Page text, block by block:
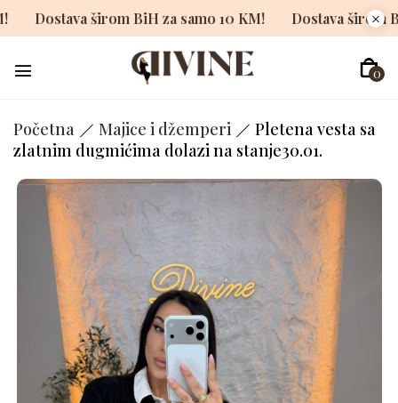
Dostava širom BiH za samo 10 KM! Dostava
0
Početna Majice i džemperi
Pletena vesta sa
zlatnim dugmićima dolazi na stanje30.01.